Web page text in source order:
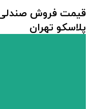
قیمت فروش صندلی
پلاسکو تهران